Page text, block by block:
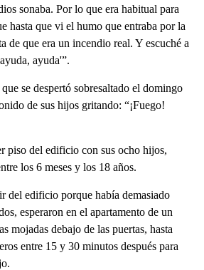
sonaba. Por lo que era habitual para
hasta que vi el humo que entraba por la
de que era un incendio real. Y escuché a
ayuda'”.
se despertó sobresaltado el domingo
de sus hijos gritando: “¡Fuego!
piso del edificio con sus ocho hijos,
los 6 meses y los 18 años.
del edificio porque había demasiado
esperaron en el apartamento de un
mojadas debajo de las puertas, hasta
entre 15 y 30 minutos después para